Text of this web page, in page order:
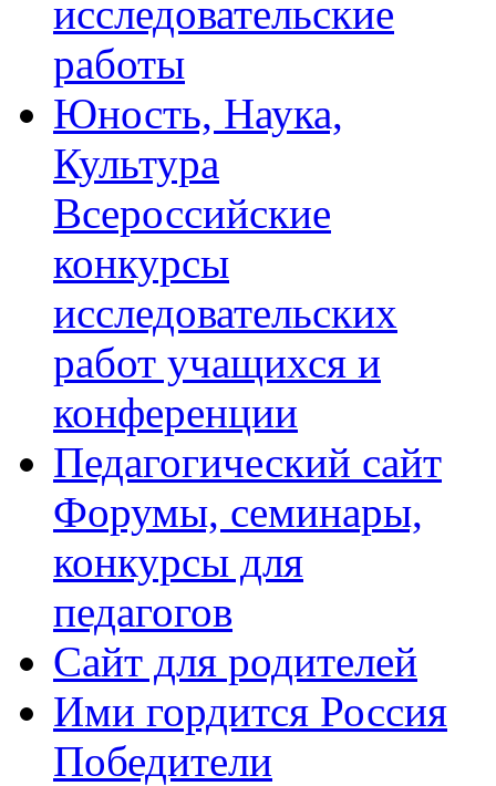
исследовательские
работы
Юность, Наука,
Культура
Всероссийские
конкурсы
исследовательских
работ учащихся и
конференции
Педагогический сайт
Форумы, семинары,
конкурсы для
педагогов
Сайт для родителей
Ими гордится Россия
Победители